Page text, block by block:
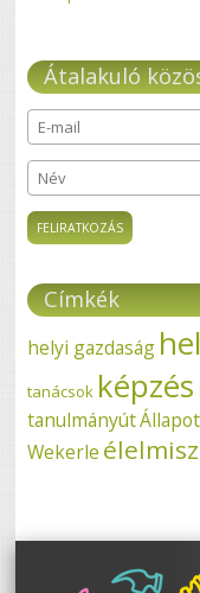
Átalakuló
E-mail*
Név
Címkék
helyi gazdaság
tanácsok képzés
tanulmányút
Wekerle